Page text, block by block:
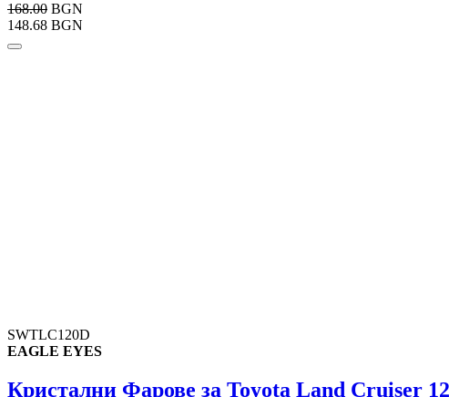
168.00 BGN
148.68 BGN
SWTLC120D
EAGLE EYES
Кристални Фарове за Toyota Land Cruiser